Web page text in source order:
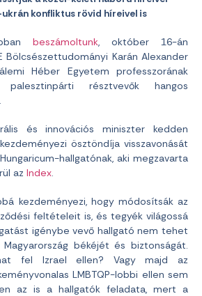
konfliktus rövid híreivel is
beszámoltunk, október 16-án
Bölcsészettudományi Karán Alexander
Héber Egyetem professzorának
résztvevők hangos
és innovációs miniszter kedden
ösztöndíja visszavonását
hallgatónak, aki megzavarta
az Index.
kezdeményezi, hogy módosítsák az
feltételeit is, és tegyék világossá
igénybe vevő hallgató nem tehet
békéjét és biztonságát.
fel Izrael ellen? Vagy majd az
LMBTQP-lobbi ellen sem
az is a hallgatók feladata, mert a